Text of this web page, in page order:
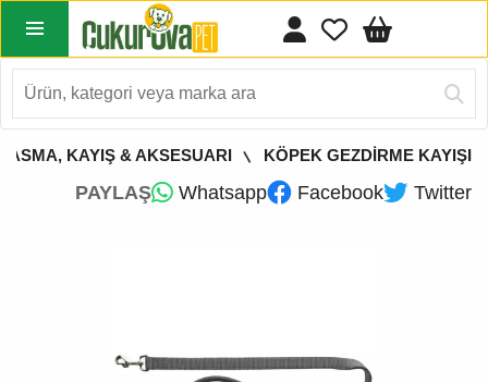
KAYIŞ & AKSESUARI KÖPEK GEZDİRME KAYIŞI
PAYLAŞ Whatsapp Facebook Twitter